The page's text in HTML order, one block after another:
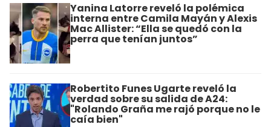
Yanina Latorre reveló la polémica
interna entre Camila Mayán y Alexis
Mac Allister: “Ella se quedó con la
perra que tenían juntos”
Robertito Funes Ugarte reveló la
verdad sobre su salida de A24:
"Rolando Graña me rajó porque no le
caía bien"